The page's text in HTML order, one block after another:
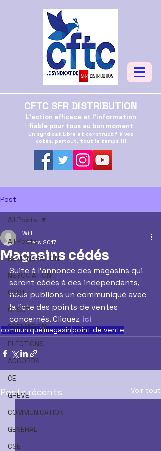
CFTC SFR DISTRIBUTION
L'action efficace et l'information
fiable pour tous au bon moment
Un syndicat Libre et constructif à vos
cotés, partout, tout le temps !!!
Post
All Posts
REMUNERATION
NEGOCIATION
CSST
CHSCT
FORMATION
ELECTIONS
ACCORDS
CE
GREVE
COMMUNICATION
GENERAL
CSE
All Posts
Magasins cédés
Will
1 mars 2017
Suite à l'annonce des magasins qui
seront cédés à des independants,
nous publions un communiqué avec
la liste des points de ventes
concernés. Cliquez ici
communiquémagasinpoint de vente
Posts récents Voir tout